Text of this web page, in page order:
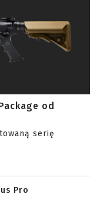
od
serię
Pro